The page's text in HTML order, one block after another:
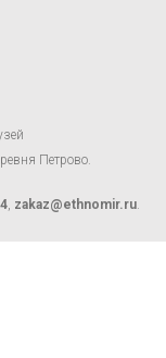
Петрово.
, zakaz@ethnomir.ru.